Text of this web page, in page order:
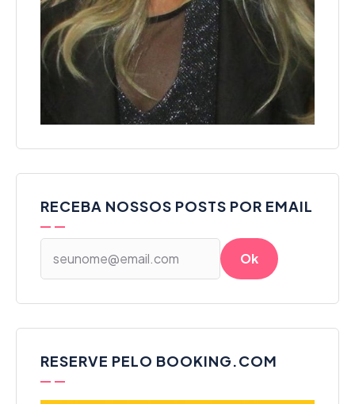
RECEBA NOSSOS POSTS POR EMAIL
RESERVE PELO BOOKING.COM